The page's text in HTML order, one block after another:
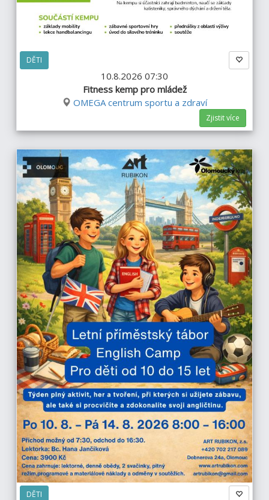
DĚTI
10.8.2026 07:30
Fitness kemp pro mládež
OMEGA centrum sportu a zdraví
Zjistit více
DĚTI